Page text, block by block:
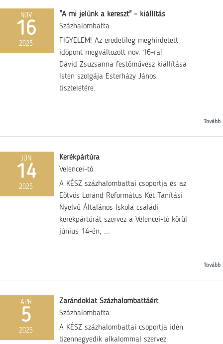
NOV
16
2025
"A mi jelünk a kereszt" – kiállítás
Százhalombatta
FIGYELEM! Az eredetileg meghirdetett
időpont megváltozott nov. 16-ra!
Dávid Zsuzsanna festőművész kiállítása
Isten szolgája Esterházy János
tiszteletére.
Tovább
JÚN
14
2025
Kerékpártúra
Velencei-tó
A KÉSZ százhalombattai csoportja és az
Eötvös Loránd Református Két Tanítási
Nyelvű Általános Iskola családi
kerékpártúrát szervez a Velencei-tó körül
június 14-én, ...
Tovább
ÁPR
5
2025
Zarándoklat Százhalombattáért
Százhalombatta
A KÉSZ százhalombattai csoportja idén
tizennegyedik alkalommal szervez